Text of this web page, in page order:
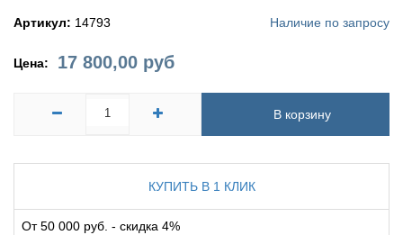
Артикул: 14793 Наличие по запросу
Цена: 17 800,00 руб
В корзину
КУПИТЬ В 1 КЛИК
От 50 000 руб. - скидка 4%